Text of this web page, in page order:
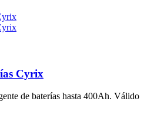
Cyrix
de baterías hasta 400Ah. Válido